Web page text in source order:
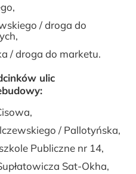
/ droga do
/ droga do marketu.
ulic
/ Pallotyńska,
Publiczne nr 14,
Sat-Okha,